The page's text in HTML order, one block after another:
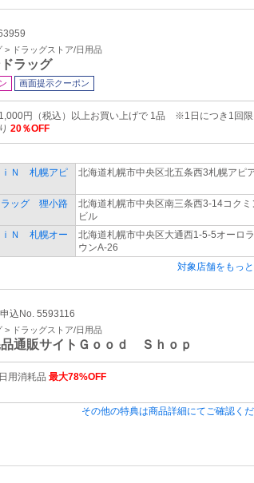
> ドラッグストア/日用品
ラッグ
画面提示クーポン
1,000円（税込）以上お買い上げで 1品 ※1日につき1回限
り 20％OFF
ｉＮ 札幌アピ
北海道札幌市中央区北五条西3札幌アピ
ラッグ 狸小路
北海道札幌市中央区南三条西3-14コクミ
ビル
ｉＮ 札幌オー
北海道札幌市中央区大通西1-5-5オーロ
ウンA-26
対象店舗をもっ
申込No. 5593116
> ドラッグストア/日用品
品通販サイトＧｏｏｄ Ｓｈｏｐ
日用消耗品 最大78%OFF
その他の特典は商品詳細にてご確認く